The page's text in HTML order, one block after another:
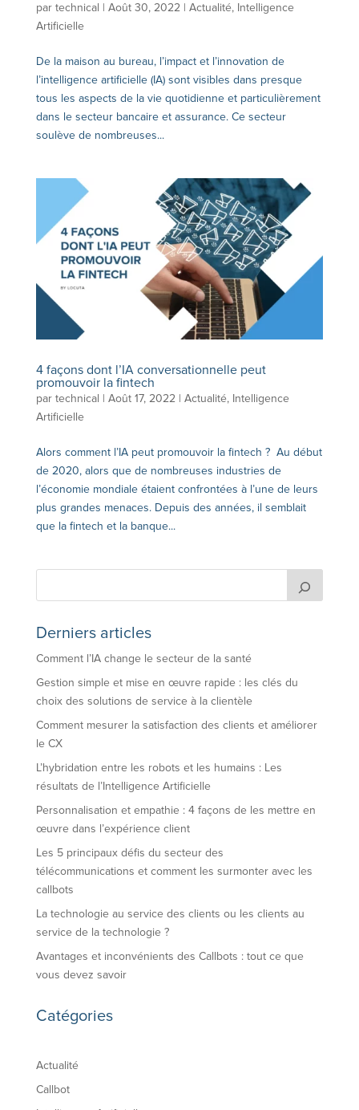
par technical | Août 30, 2022| Actualité, Intelligence
Artificielle
De la maison au bureau, l’impact et l’innovation de
l’intelligence artificielle (IA) sont visibles dans presque
tous les aspects de la vie quotidienne et particulièrement
dans le secteur bancaire et assurance. Ce secteur
soulève de nombreuses...
4 façons dont l’IA conversationnelle peut
promouvoir la fintech
par technical | Août 17, 2022| Actualité, Intelligence
Artificielle
Alors comment l’IA peut promouvoir la fintech ? Au début
de 2020, alors que de nombreuses industries de
l’économie mondiale étaient confrontées à l’une de leurs
plus grandes menaces. Depuis des années, il semblait
que la fintech et la banque...
Derniers articles
Comment l’IA change le secteur de la santé
Gestion simple et mise en œuvre rapide : les clés du
choix des solutions de service à la clientèle
Comment mesurer la satisfaction des clients et améliorer
le CX
L’hybridation entre les robots et les humains : Les
résultats de l’Intelligence Artificielle
Personnalisation et empathie : 4 façons de les mettre en
œuvre dans l’expérience client
Les 5 principaux défis du secteur des
télécommunications et comment les surmonter avec les
callbots
La technologie au service des clients ou les clients au
service de la technologie ?
Avantages et inconvénients des Callbots : tout ce que
vous devez savoir
Catégories
Actualité
Callbot